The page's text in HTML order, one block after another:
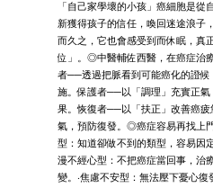
「自己家學壞的小孩」癌細胞是
新獲得孩子的信任，喚回迷途浪子
而久之，它也會感受到而休眠，真
位」。◎中醫輔佐西醫，在癌症治
者──透過把脈看到可能癌化的證
施。保護者──以「調理」充實正
果。恢復者──以「扶正」改善癌
氣，預防復發。◎癌症容易再找上
型：知道卻做不到的類型，容易因
漫不經心型：不把癌症當回事，治
變。‧焦慮不安型：無法壓下憂心